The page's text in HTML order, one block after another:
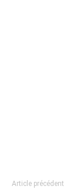
Article précédent